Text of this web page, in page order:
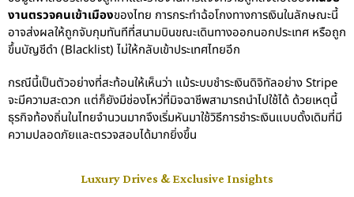
งานตรวจคนเข้าเมืองของไทย การกระทำฉ้อโกงทางการเงินในลักษณะนี้
อาจส่งผลให้ถูกจับกุมทันทีที่สนามบินขณะเดินทางออกนอกประเทศ หรือถูก
ขึ้นบัญชีดำ (Blacklist) ไม่ให้กลับเข้าประเทศไทยอีก
กรณีนี้เป็นตัวอย่างที่สะท้อนให้เห็นว่า แม้ระบบชำระเงินดิจิทัลอย่าง Stripe
จะมีความสะดวก แต่ก็ยังมีช่องโหว่ที่มิจฉาชีพสามารถนำไปใช้ได้ ด้วยเหตุนี้
ธุรกิจท้องถิ่นในไทยจำนวนมากจึงเริ่มหันมาใช้วิธีการชำระเงินแบบดั้งเดิมที่มี
ความปลอดภัยและตรวจสอบได้มากยิ่งขึ้น
Luxury Drives & Exclusive Insights